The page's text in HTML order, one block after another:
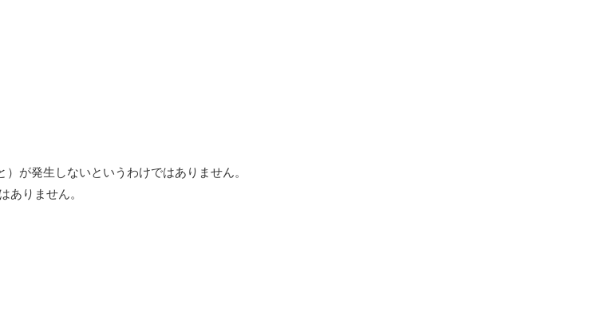
が発生しないというわけではありません。
りません。